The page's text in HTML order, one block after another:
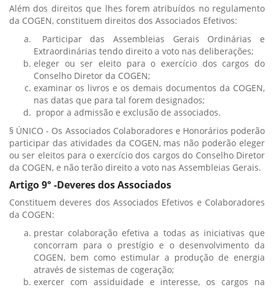
Além dos direitos que lhes forem atribuídos no regulamento
da COGEN, constituem direitos dos Associados Efetivos:
Participar das Assembleias Gerais Ordinárias e
Extraordinárias tendo direito a voto nas deliberações;
eleger ou ser eleito para o exercício dos cargos do
Conselho Diretor da COGEN;
examinar os livros e os demais documentos da COGEN,
nas datas que para tal forem designados;
propor a admissão e exclusão de associados.
§ ÚNICO - Os Associados Colaboradores e Honorários poderão
participar das atividades da COGEN, mas não poderão eleger
ou ser eleitos para o exercício dos cargos do Conselho Diretor
da COGEN, e não terão direito a voto nas Assembleias Gerais.
Artigo 9° -Deveres dos Associados
Constituem deveres dos Associados Efetivos e Colaboradores
da COGEN:
prestar colaboração efetiva a todas as iniciativas que
concorram para o prestígio e o desenvolvimento da
COGEN, bem como estimular a produção de energia
através de sistemas de cogeração;
exercer com assiduidade e interesse, os cargos na